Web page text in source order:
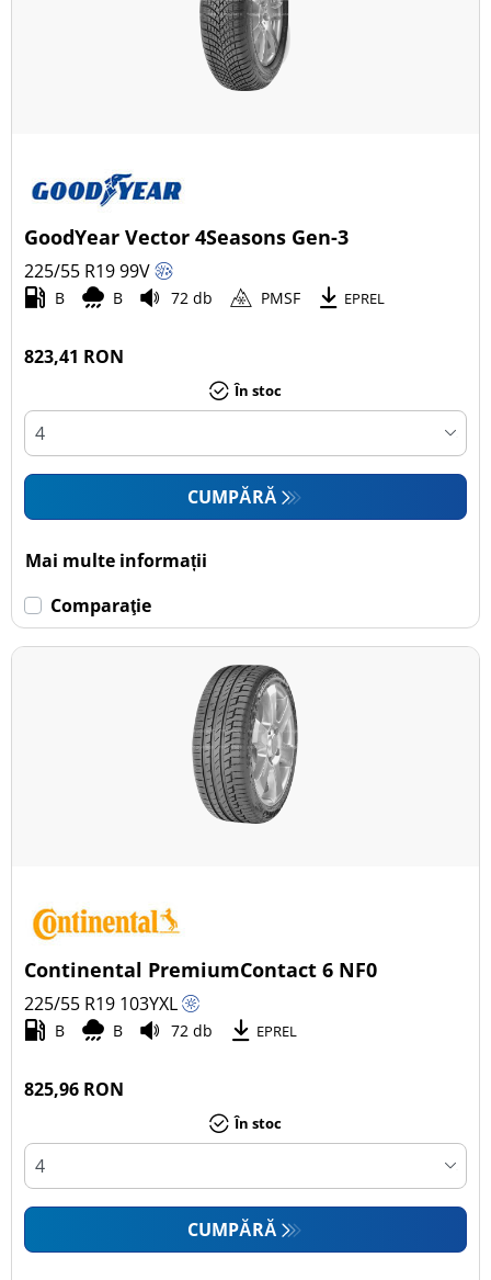
GoodYear Vector 4Seasons Gen-3
225/55 R1999V
B B 72 db PMSF EPREL
823,41 RON
În stoc
CUMPĂRĂ
Mai multe informații
Comparaţie
Continental PremiumContact 6 NF0
225/55 R19 103YXL
B B 72 db EPREL
825,96 RON
În stoc
CUMPĂRĂ